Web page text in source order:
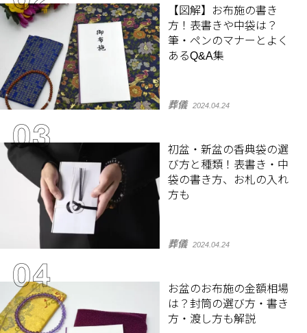
【図解】お布施の書き
方！表書きや中袋は？
筆・ペンのマナーとよく
あるQ&A集
葬儀 2024.04.24
初盆・新盆の香典袋の選
び方と種類！表書き・中
袋の書き方、お札の入れ
方も
葬儀 2024.04.24
お盆のお布施の金額相場
は？封筒の選び方・書き
方・渡し方も解説